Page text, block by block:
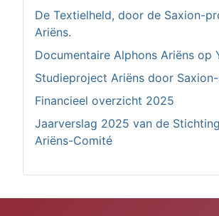
De Textielheld, door de Saxion-
Ariëns.
Documentaire Alphons Ariëns op
Studieproject Ariëns door
Financieel overzicht 2025
Jaarverslag 2025 van de
Ariëns-Comité